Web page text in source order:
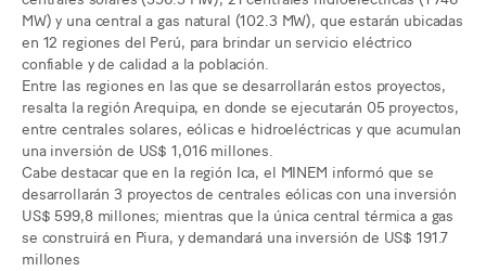
MW) y una central a gas natural (102.3 MW), que estarán ubicadas
en 12 regiones del Perú, para brindar un servicio eléctrico
confiable y de calidad a la población.
Entre las regiones en las que se desarrollarán estos proyectos,
resalta la región Arequipa, en donde se ejecutarán 05 proyectos,
entre centrales solares, eólicas e hidroeléctricas y que acumulan
una inversión de US$ 1,016 millones.
Cabe destacar que en la región Ica, el MINEM informó que se
desarrollarán 3 proyectos de centrales eólicas con una inversión
US$ 599,8 millones; mientras que la única central térmica a gas
se construirá en Piura, y demandará una inversión de US$ 191.7
millones